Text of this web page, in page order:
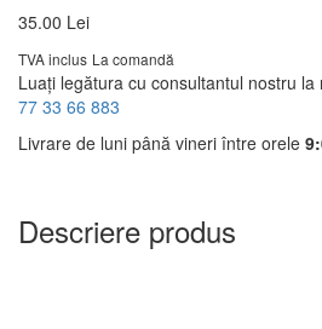
35.00 Lei
TVA inclus La comandă
Luați legătura cu consultantul nostru
77 33 66 883
Livrare de luni până vineri între orele
Descriere produs